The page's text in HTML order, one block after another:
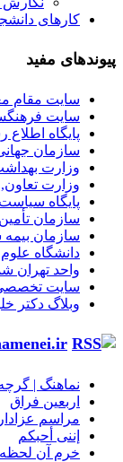
کارهای
پیوندهای مفید
سایت مقام
سایت
پایگاه
سازمان
وزارت
وزارت
پایگاه
سازمان
سازمان بیمه
دانشگاه
واحد تهران
سایت تخصصی
وبلاگ دکتر
نماهنگ |‌
اربعین فراق
مراسم
إننی أحبکم
خرم آن